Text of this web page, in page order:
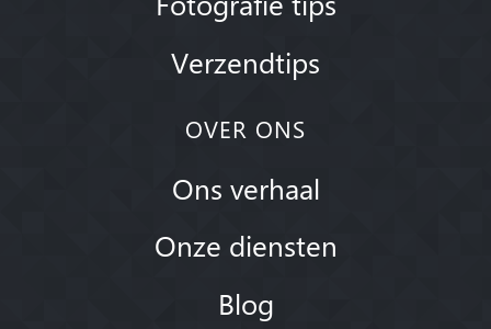
Verzendtips
OVER ONS
Ons verhaal
Onze diensten
Blog